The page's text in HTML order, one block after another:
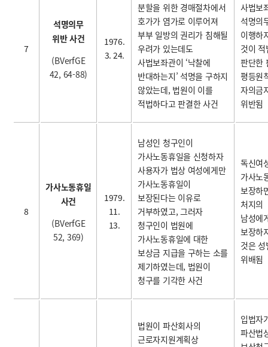
7
석명의무
위반 사건
(BVerfGE
42, 64-88)
1976.
3. 24.
분할을 위한 경매절차에서
호가가 염가로 이루어져
부부 일방의 권리가 침해될
우려가 있는데도
사법보좌관이 ‘낙찰에
반대하는지’ 석명을 구하지
않았는데, 법원이 이를
적법하다고 판결한 사건
사법보
석명의
이행하
것이
판단한
평등원
자의금
위반됨
8
가사노동휴일
사건
(BVerfGE
52, 369)
1979.
11.
13.
남성인 청구인이
가사노동휴일을 신청하자
사용자가 법상 여성에게만
가사노동휴일이
보장된다는 이유로
거부하였고, 그러자
청구인이 법원에
가사노동휴일에 대한
보상금 지급을 구하는 소를
제기하였는데, 법원이
청구를 기각한 사건
독신여
가사노
보장하
처지의
남성에
보장하
것은
위배됨
법원이 파산회사의
근로자지원계획상
입법자
파산법